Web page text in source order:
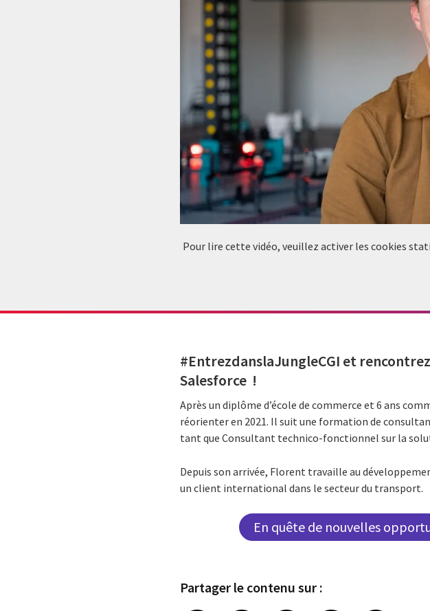
Pour lire cette vidéo, veuillez activer les cookies
#EntrezdanslaJungleCGI et
Salesforce !
Après un diplôme d’école de commerce et 6 ans
réorienter en 2021. Il suit une formation de
tant que Consultant technico-fonctionnel sur la
Depuis son arrivée, Florent travaille au
un client international dans le secteur du transport.
En quête de nouvelles
Partager le contenu sur :